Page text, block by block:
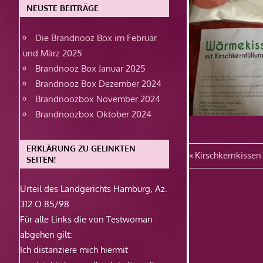
Vorheriger
Beitrag:
Kirschkernkissen
NEUSTE BEITRÄGE
Die Brandnooz Box im Februar
und März 2025
Brandnooz Box Januar 2025
Brandnooz Box Dezember 2024
Brandnoozbox November 2024
Brandnoozbox Oktober 2024
ERKLÄRUNG ZU GELINKTEN
SEITEN!
Urteil des Landgerichts Hamburg, Az.
312 O 85/98
Für alle Links die von Testwoman
abgehen gilt:
Ich distanziere mich hiermit